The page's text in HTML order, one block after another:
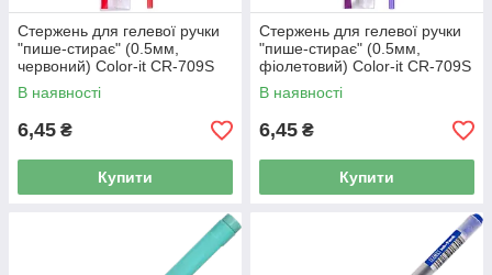
Стержень для гелевої ручки
"пише-стирає" (0.5мм,
червоний) Color-it CR-709S
В наявності
6,45 ₴
Купити
Стержень для гелевої ручки
"пише-стирає" (0.5мм,
фіолетовий) Color-it CR-709S
В наявності
6,45 ₴
Купити